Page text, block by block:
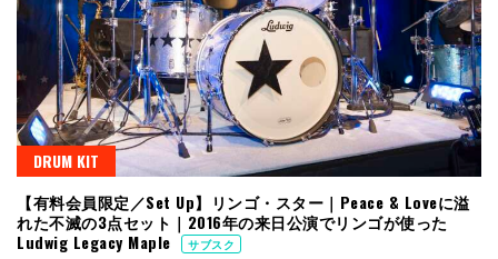
DRUM KIT
【有料会員限定／Set Up】リンゴ・スター｜Peace & Loveに溢
れた不滅の3点セット｜2016年の来日公演でリンゴが使った
Ludwig Legacy Maple
サブスク